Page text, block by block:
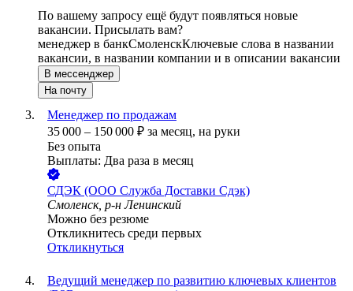
По вашему запросу ещё будут появляться новые
вакансии. Присылать вам?
менеджер в банкСмоленскКлючевые слова в названии
вакансии, в названии компании и в описании вакансии
В мессенджер
На почту
Менеджер по продажам
35 000 – 150 000 ₽ за месяц, на руки
Без опыта
Выплаты: Два раза в месяц
СДЭК (ООО Служба Доставки Сдэк)
Смоленск, р-н Ленинский
Можно без резюме
Откликнитесь среди первых
Откликнуться
Ведущий менеджер по развитию ключевых клиентов